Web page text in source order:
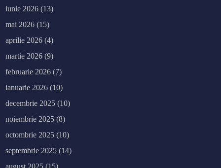
iunie 2026 (13)
mai 2026 (15)
aprilie 2026 (4)
martie 2026 (9)
februarie 2026 (7)
ianuarie 2026 (10)
decembrie 2025 (10)
noiembrie 2025 (8)
octombrie 2025 (10)
septembrie 2025 (14)
august 2025 (15)